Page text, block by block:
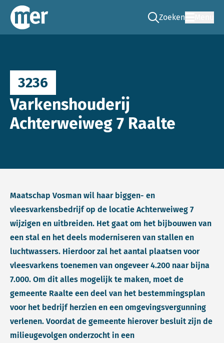
Commissie mer
Zoeken
Ga naar de zoek
3236
Varkenshouderij
Achterweiweg 7 Raalte
Maatschap Vosman wil haar biggen- en
vleesvarkensbedrijf op de locatie Achterweiweg 7
wijzigen en uitbreiden. Het gaat om het bijbouwen van
een stal en het deels moderniseren van stallen en
luchtwassers. Hierdoor zal het aantal plaatsen voor
vleesvarkens toenemen van ongeveer 4.200 naar bijna
7.000. Om dit alles mogelijk te maken, moet de
gemeente Raalte een deel van het bestemmingsplan
voor het bedrijf herzien en een omgevingsvergunning
verlenen. Voordat de gemeente hierover besluit zijn de
milieugevolgen onderzocht in een